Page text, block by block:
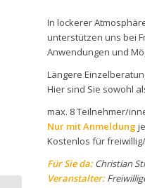
In lockerer
unterstützen uns bei
Anwendungen und
Längere
Hier sind Sie sowohl
max. 8 Teilnehmer/
Nur mit Anmeldung
Kostenlos für
Für Sie da:Christian
Veranstalter: